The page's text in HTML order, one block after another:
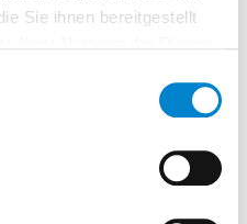
Sie ihnen bereitgestellt